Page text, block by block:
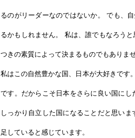
るのがリーダーなのではないか。 でも、
るかもしれません。 私は、誰でもなろう
つきの素質によって決まるものでもありませ
私はこの自然豊かな国、日本が大好きです
です。だからこそ日本をさらに良い国に
しっかり自立した国になることだと思い
足していると感じています。